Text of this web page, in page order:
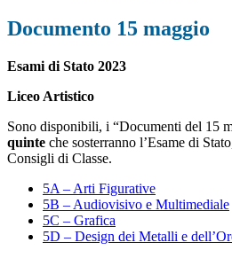
Documento 15 maggio
Esami di Stato 2023
Liceo Artistico
Sono disponibili, i “Documenti del 15
quinte che sosterranno l’Esame di
Consigli di Classe.
5A – Arti Figurative
5B – Audiovisivo e Multimediale
5C – Grafica
5D – Design dei Metalli e